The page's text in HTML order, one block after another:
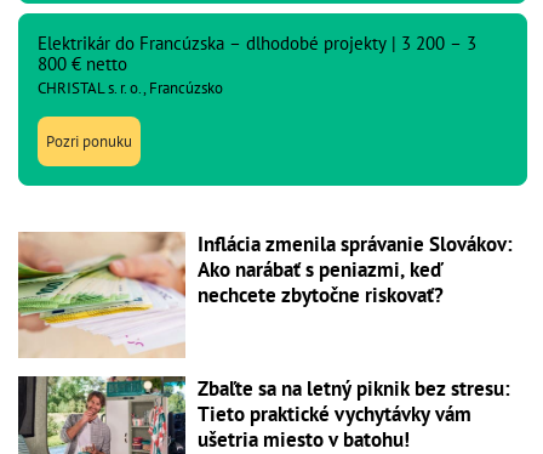
Elektrikár do Francúzska – dlhodobé projekty | 3 200 – 3
800 € netto
CHRISTAL s. r. o., Francúzsko
Pozri ponuku
Inflácia zmenila správanie Slovákov:
Ako narábať s peniazmi, keď
nechcete zbytočne riskovať?
Zbaľte sa na letný piknik bez stresu:
Tieto praktické vychytávky vám
ušetria miesto v batohu!